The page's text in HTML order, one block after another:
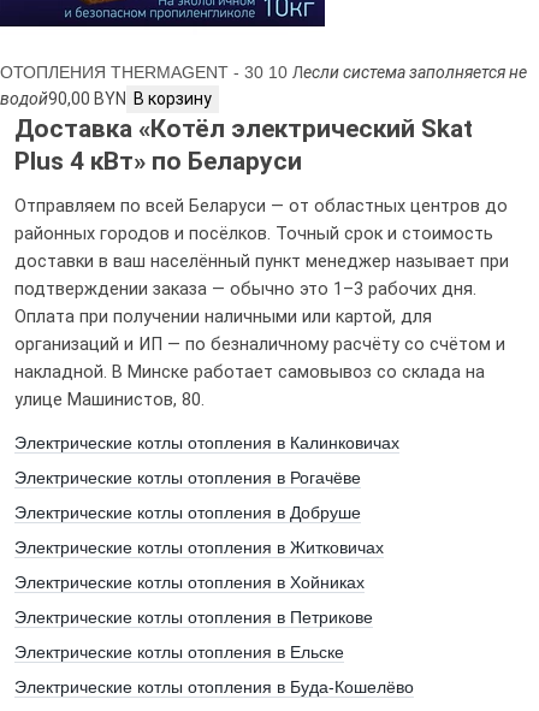
ОТОПЛЕНИЯ THERMAGENT - 30 10 Лесли система заполняется не
водой90,00 BYN В корзину
Доставка «Котёл электрический Skat
Plus 4 кВт» по Беларуси
Отправляем по всей Беларуси — от областных центров до
районных городов и посёлков. Точный срок и стоимость
доставки в ваш населённый пункт менеджер называет при
подтверждении заказа — обычно это 1–3 рабочих дня.
Оплата при получении наличными или картой, для
организаций и ИП — по безналичному расчёту со счётом и
накладной. В Минске работает самовывоз со склада на
улице Машинистов, 80.
Электрические котлы отопления в Калинковичах
Электрические котлы отопления в Рогачёве
Электрические котлы отопления в Добруше
Электрические котлы отопления в Житковичах
Электрические котлы отопления в Хойниках
Электрические котлы отопления в Петрикове
Электрические котлы отопления в Ельске
Электрические котлы отопления в Буда-Кошелёво